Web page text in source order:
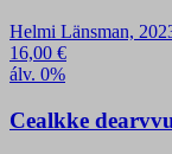
Helmi Länsman,
16,00 €
álv. 0%
Cealkke